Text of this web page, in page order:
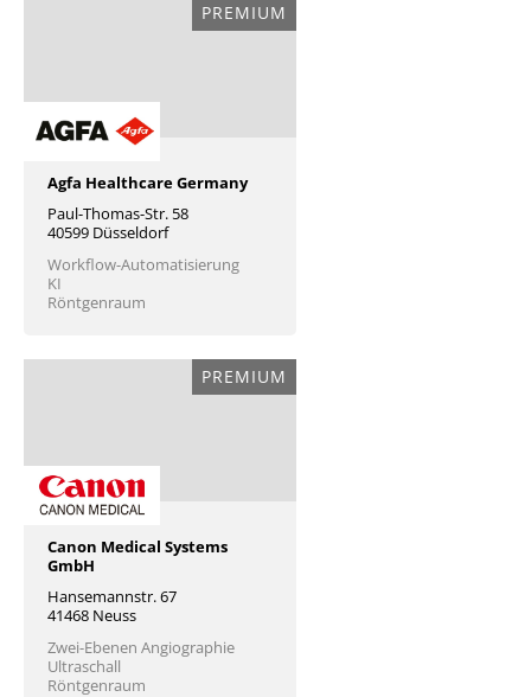
PREMIUM
Agfa Healthcare Germany
Paul-Thomas-Str. 58
40599 Düsseldorf
Workflow-Automatisierung
KI
Röntgenraum
PREMIUM
Canon Medical Systems
GmbH
Hansemannstr. 67
41468 Neuss
Zwei-Ebenen Angiographie
Ultraschall
Röntgenraum